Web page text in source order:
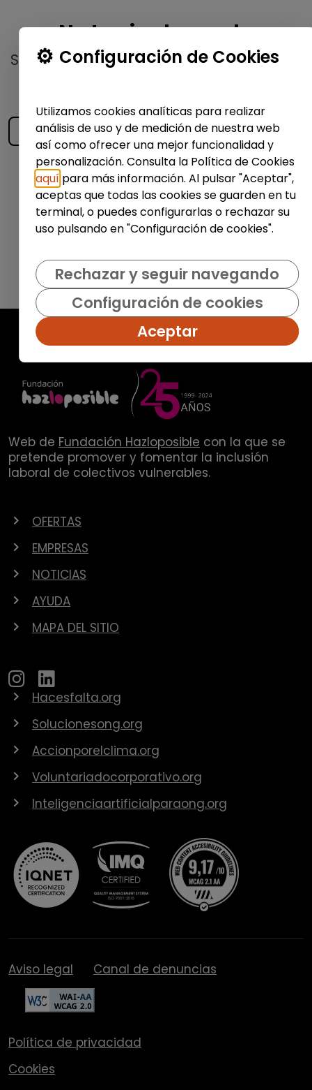
No te pierdas nada
Suscríbete a nuestroboletín semanal
Enviar
Web de Fundación Hazloposible con la que se
pretende promover y fomentar la inclusión
laboral de colectivos vulnerables.
OFERTAS
EMPRESAS
NOTICIAS
AYUDA
MAPA DEL SITIO
Hacesfalta.org
Solucionesong.org
Accionporelclima.org
Voluntariadocorporativo.org
Inteligenciaartificialparaong.org
Aviso legal Canal de denuncias
Política de privacidad
Cookies
Configuración de Cookies
Utilizamos cookies analíticas para realizar
análisis de uso y de medición de nuestra web
así como ofrecer una mejor funcionalidad y
personalización. Consulta la Política de Cookies
aquí para más información. Al pulsar "Aceptar",
aceptas que todas las cookies se guarden en tu
terminal, o puedes configurarlas o rechazar su
uso pulsando en "Configuración de cookies".
Rechazar y seguir navegando
Configuración de cookies
Aceptar